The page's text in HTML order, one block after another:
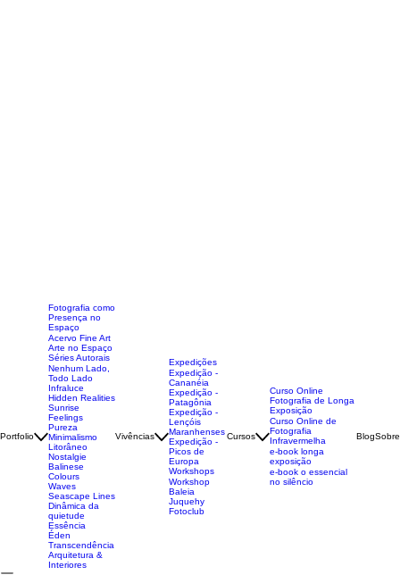
Fotografia como
Presença no
Espaço
Acervo Fine Art
Arte no Espaço
Séries Autorais
Nenhum Lado,
Todo Lado
Infraluce
Hidden Realities
Sunrise
Feelings
Pureza
Minimalismo
Litorâneo
Nostalgie
Balinese
Colours
Waves
Seascape Lines
Dinâmica da
quietude
Essência
Éden
Transcendência
Expedições
Expedição -
Cananéia
Expedição -
Patagônia
Expedição -
Lençóis
Maranhenses
Expedição -
Picos de
Europa
Workshops
Workshop
Baleia
Curso Online
Fotografia de Longa
Exposição
Curso Online de
Fotografia
Infravermelha
e-book longa
exposição